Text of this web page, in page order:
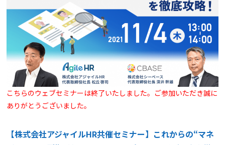
会社情報
よくある質問
資料請求(無料) お見積もり依頼
こちらのウェブセミナーは終了いたしました。ご参加いただき誠に
ありがとうございました。
【株式会社アジャイルHR共催セミナー】これからの“マネ